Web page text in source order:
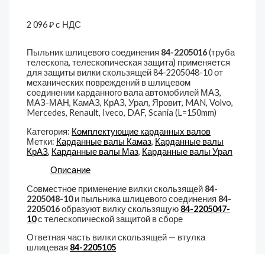
2 096₽с НДС
Пыльник шлицевого соединения 84-2205016(труба
телескопа, телескопическая защита) применяется
для защиты вилки скользящей 84-2205048-10 от
механических повреждений в шлицевом
соединении карданного вала автомобилей МАЗ,
МАЗ-МАН, КамАЗ, КрАЗ, Урал, Яровит, MAN, Volvo,
Mercedes, Renault, Iveco, DAF, Scania (L=150mm)
Категория: Комплектующие карданных валов
Метки: Карданные валы Камаз, Карданные валы
КрАЗ, Карданные валы Маз, Карданные валы Урал
Описание
Совместное применение вилки скользящей 84-
2205048-10и пыльника шлицевого соединения 84-
2205016образуют вилку скользящую 84-2205047-
10с телескопической защитой в сборе
Ответная часть вилки скользящей — втулка
шлицевая 84-2205105